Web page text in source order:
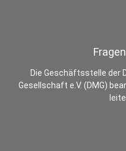
Die Geschäftsstelle der
Gesellschaft e.V. (DMG)